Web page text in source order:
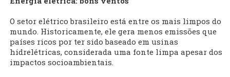
O setor elétrico brasileiro está entre os mais limpos do
mundo. Historicamente, ele gera menos emissões que
países ricos por ter sido baseado em usinas
hidrelétricas, considerada uma fonte limpa apesar dos
impactos socioambientais.